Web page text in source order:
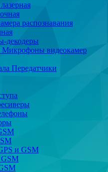
распознавания
декодеры
Микрофоны видеокамер
Передатчики
и GSM